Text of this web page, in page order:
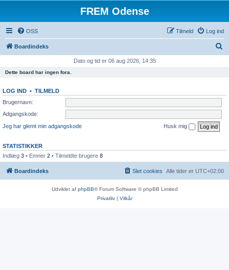
FREM Odense
OSS Log ind
Tilmeld
Boardindeks
Dato og tid er 06 aug 2026, 14:35
Dette board har ingen fora.
LOG IND • TILMELD
Brugernavn:
Adgangskode:
Jeg har glemt min adgangskode
Husk mig
STATISTIKKER
Indlæg 3 • Emner 2 • Tilmeldte brugere 8
Boardindeks Alle tider er UTC+02:00
Slet cookies
Udviklet af phpBB® Forum Software © phpBB Limited
Privatliv| Vilkår